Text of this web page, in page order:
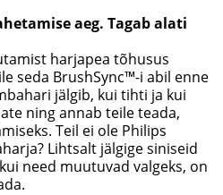
aeg. Tagab alati
harjapea tõhusus
seda BrushSync™-i abil enne
jälgib, kui tihti ja kui
ning annab teile teada,
Teil ei ole Philips
Lihtsalt jälgige siniseid
need muutuvad valgeks, on